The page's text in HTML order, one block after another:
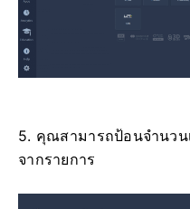
5. คุณสามารถป้อนจำนวน
จากรายการ